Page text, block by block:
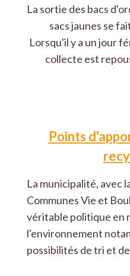
La sortie des bacs
sacs jaunes se
Lorsqu'il y a un jour
collecte est
Points
La municipalité, avec
Communes Vie et
véritable politique en
l'environnement
possibilités de tri et